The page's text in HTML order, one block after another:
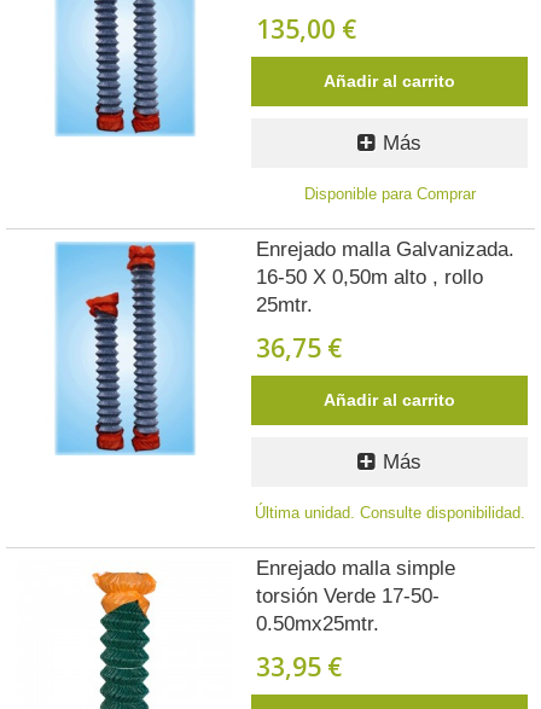
135,00 €
Añadir al carrito
Más
Disponible para Comprar
Enrejado malla Galvanizada.
16-50 X 0,50m alto , rollo
25mtr.
36,75 €
Añadir al carrito
Más
Última unidad. Consulte disponibilidad.
Enrejado malla simple
torsión Verde 17-50-
0.50mx25mtr.
33,95 €